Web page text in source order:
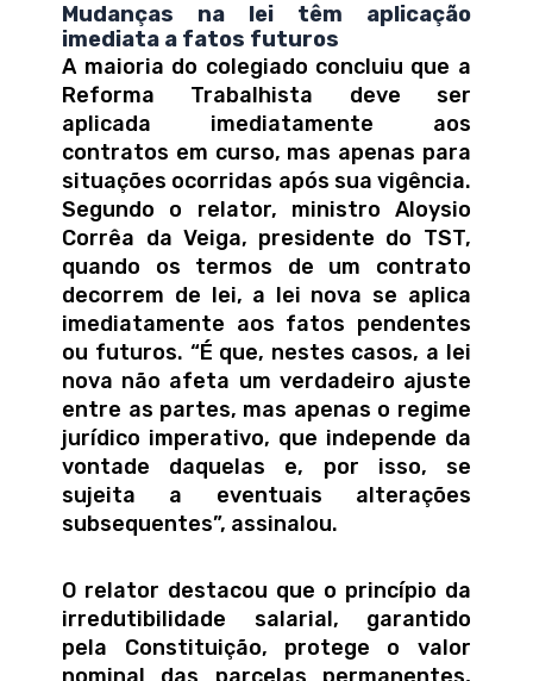
Mudanças na lei têm aplicação
imediata a fatos futuros
A maioria do colegiado concluiu que a
Reforma Trabalhista deve ser
aplicada imediatamente aos
contratos em curso, mas apenas para
situações ocorridas após sua vigência.
Segundo o relator, ministro Aloysio
Corrêa da Veiga, presidente do TST,
quando os termos de um contrato
decorrem de lei, a lei nova se aplica
imediatamente aos fatos pendentes
ou futuros. “É que, nestes casos, a lei
nova não afeta um verdadeiro ajuste
entre as partes, mas apenas o regime
jurídico imperativo, que independe da
vontade daquelas e, por isso, se
sujeita a eventuais alterações
subsequentes”, assinalou.
O relator destacou que o princípio da
irredutibilidade salarial, garantido
pela Constituição, protege o valor